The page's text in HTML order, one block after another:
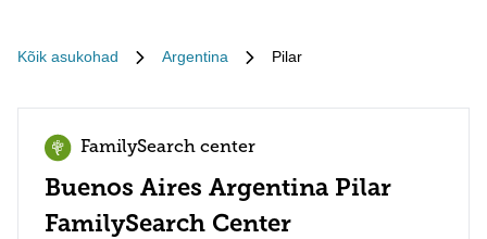
Kõik asukohad Argentina Pilar
FamilySearch center
Buenos Aires Argentina Pilar
FamilySearch Center